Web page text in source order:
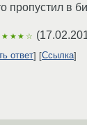
пропустил в
★★★☆ (
ответ Ссылка